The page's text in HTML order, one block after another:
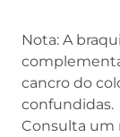
Nota: A
cancro do
confundidas.
Consulta um